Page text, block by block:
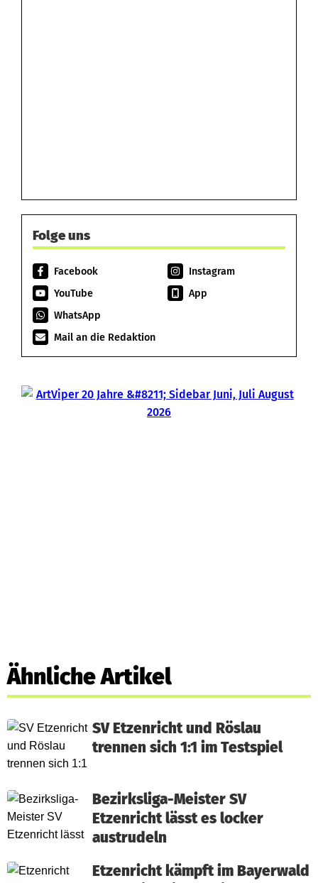
Folge uns
Facebook
Instagram
YouTube
App
WhatsApp
Mail an die Redaktion
Ähnliche Artikel
SV Etzenricht und Röslau
trennen sich 1:1 im Testspiel
Bezirksliga-Meister SV
Etzenricht lässt es locker
austrudeln
Etzenricht kämpft im Bayerwald